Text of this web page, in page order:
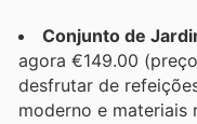
Conjunto de
agora €149.00
desfrutar de
moderno e materiais